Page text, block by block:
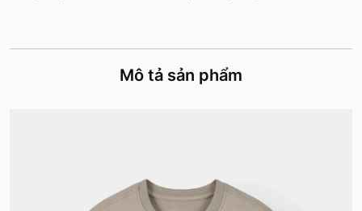
Mô tả sản phẩm